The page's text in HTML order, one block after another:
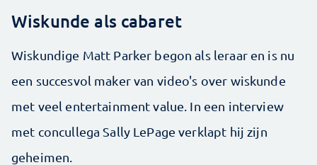
Wiskunde als cabaret
Wiskundige Matt Parker begon als leraar en is nu
een succesvol maker van video's over wiskunde
met veel entertainment value. In een interview
met concullega Sally LePage verklapt hij zijn
geheimen.